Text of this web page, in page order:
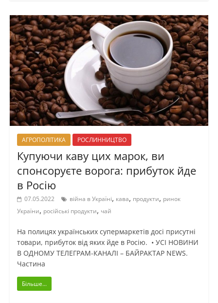
АГРОПОЛІТИКА РОСЛИННИЦТВО
Купуючи каву цих марок, ви
спонсоруєте ворога: прибуток йде
в Росію
07.05.2022 війна в Україні, кава, продукти, ринок
України, російські продукти, чай
На полицях українських супермаркетів досі присутні
товари, прибуток від яких йде в Росію. • УСІ НОВИНИ
В ОДНОМУ ТЕЛЕГРАМ-КАНАЛІ – БАЙРАКТАР NEWS.
Частина
Більше...